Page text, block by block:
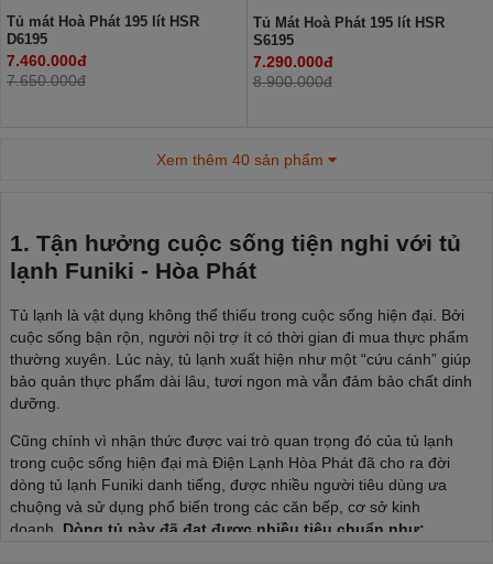
Tủ mát Hoà Phát 195 lít HSR
D6195
7.460.000đ
7.650.000đ
Tủ Mát Hoà Phát 195 lít HSR
S6195
7.290.000đ
8.900.000đ
Xem thêm 40 sản phẩm
1. Tận hưởng cuộc sống tiện nghi với tủ
lạnh Funiki - Hòa Phát
Tủ lạnh là vật dụng không thể thiếu trong cuộc sống hiện đại. Bởi
cuộc sống bận rộn, người nội trợ ít có thời gian đi mua thực phẩm
thường xuyên. Lúc này, tủ lạnh xuất hiện như một “cứu cánh” giúp
bảo quản thực phẩm dài lâu, tươi ngon mà vẫn đảm bảo chất dinh
dưỡng.
Cũng chính vì nhận thức được vai trò quan trọng đó của tủ lạnh
trong cuộc sống hiện đại mà Điện Lạnh Hòa Phát đã cho ra đời
dòng tủ lạnh Funiki danh tiếng, được nhiều người tiêu dùng ưa
chuộng và sử dụng phổ biến trong các căn bếp, cơ sở kinh
doanh. Dòng tủ này đã đạt được nhiều tiêu chuẩn như: